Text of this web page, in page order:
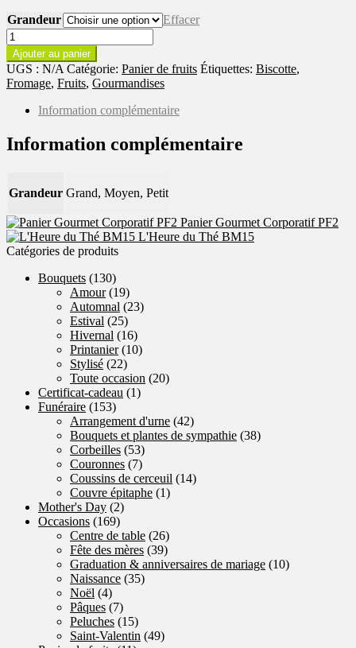
Grandeur
Effacer
quantité
de
Panier
Gourmand
Santé
PF1
Ajouter au panier
UGS : N/A Catégorie: Panier de fruits Étiquettes: Biscotte,
Fromage, Fruits, Gourmandises
Information complémentaire
Information complémentaire
Grandeur Grand, Moyen, Petit
Panier Gourmet Corporatif PF2
L'Heure du Thé BM15
Catégories de produits
Bouquets (130)
Amour (19)
Automnal (23)
Estival (25)
Hivernal (16)
Printanier (10)
Stylisé (22)
Toute occasion (20)
Certificat-cadeau (1)
Funéraire (153)
Arrangement d'urne (42)
Bouquets et plantes de sympathie (38)
Corbeilles (53)
Couronnes (7)
Coussins de cerceuil (14)
Couvre épitaphe (1)
Mother's Day (2)
Occasions (169)
Centre de table (26)
Fête des mères (39)
Graduation & anniversaires de mariage (10)
Naissance (35)
Noël (4)
Pâques (7)
Peluches (15)
Saint-Valentin (49)